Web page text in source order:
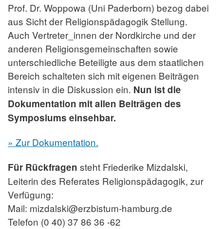
Prof. Dr. Woppowa (Uni Paderborn) bezog dabei
aus Sicht der Religionspädagogik Stellung.
Auch Vertreter_innen der Nordkirche und der
anderen Religionsgemeinschaften sowie
unterschiedliche Beteiligte aus dem staatlichen
Bereich schalteten sich mit eigenen Beiträgen
intensiv in die Diskussion ein. Nun ist die
Dokumentation mit allen Beiträgen des
Symposiums einsehbar.
» Zur Dokumentation.
Für Rückfragen steht Friederike Mizdalski,
Leiterin des Referates Religionspädagogik, zur
Verfügung:
Mail: mizdalski@erzbistum-hamburg.de
Telefon (0 40) 37 86 36 -62